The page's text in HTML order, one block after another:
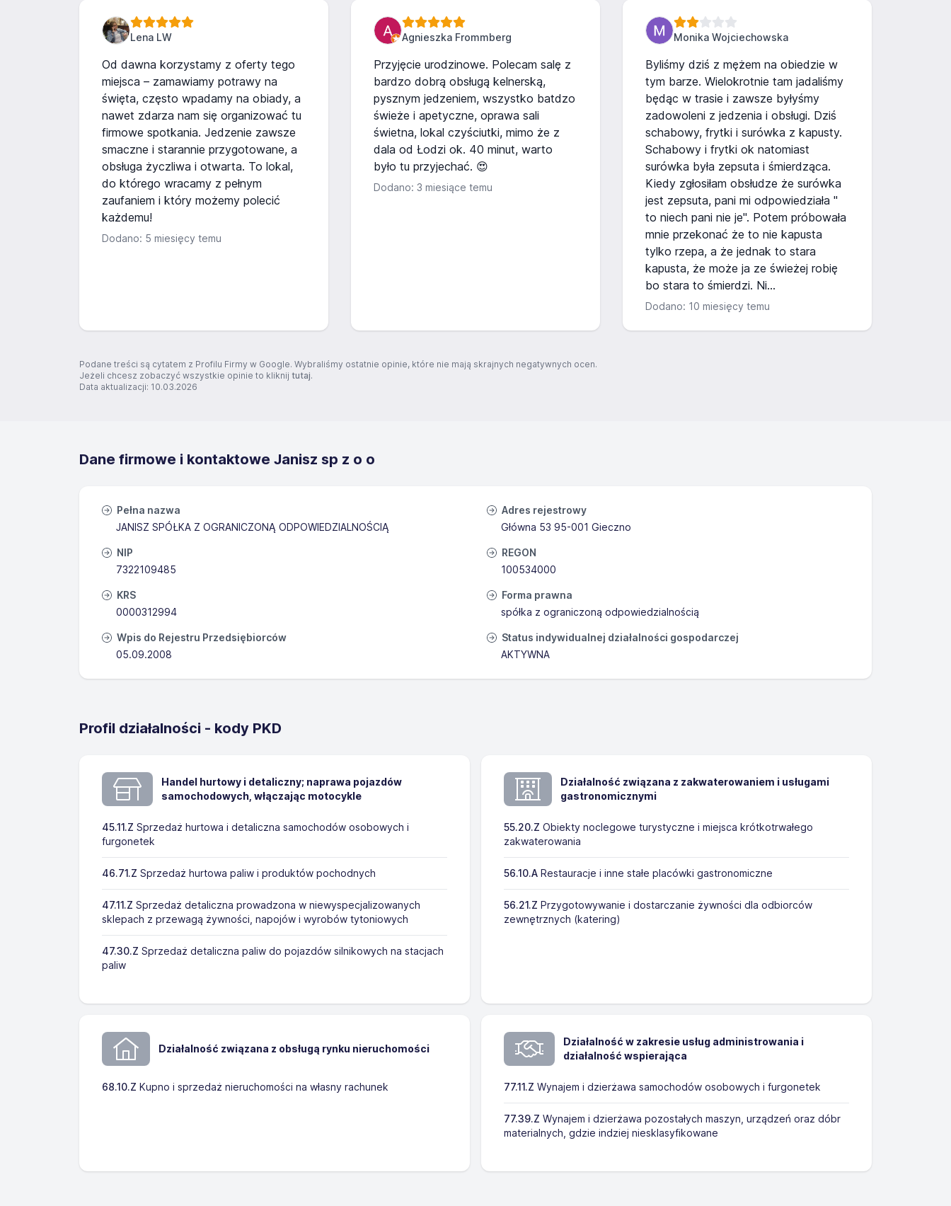
Lena LW
Od dawna korzystamy z oferty tego
miejsca – zamawiamy potrawy na
święta, często wpadamy na obiady, a
nawet zdarza nam się organizować tu
firmowe spotkania. Jedzenie zawsze
smaczne i starannie przygotowane, a
obsługa życzliwa i otwarta. To lokal,
do którego wracamy z pełnym
zaufaniem i który możemy polecić
każdemu!
Dodano: 5 miesięcy temu
Agnieszka Frommberg
Przyjęcie urodzinowe. Polecam salę z
bardzo dobrą obsługą kelnerską,
pysznym jedzeniem, wszystko batdzo
świeże i apetyczne, oprawa sali
świetna, lokal czyściutki, mimo że z
dala od Łodzi ok. 40 minut, warto
było tu przyjechać. 😍
Dodano: 3 miesiące temu
Monika Wojciechowska
Byliśmy dziś z mężem na obiedzie w
tym barze. Wielokrotnie tam jadaliśmy
będąc w trasie i zawsze byłyśmy
zadowoleni z jedzenia i obsługi. Dziś
schabowy, frytki i surówka z kapusty.
Schabowy i frytki ok natomiast
surówka była zepsuta i śmierdząca.
Kiedy zgłosiłam obsłudze że surówka
jest zepsuta, pani mi odpowiedziała "
to niech pani nie je". Potem próbowała
mnie przekonać że to nie kapusta
tylko rzepa, a że jednak to stara
kapusta, że może ja ze świeżej robię
bo stara to śmierdzi. Ni...
Dodano: 10 miesięcy temu
Podane treści są cytatem z Profilu Firmy w Google. Wybraliśmy ostatnie opinie, które nie mają skrajnych negatywnych ocen.
Jeżeli chcesz zobaczyć wszystkie opinie to kliknij tutaj.
Data aktualizacji: 10.03.2026
Dane firmowe i kontaktowe Janisz sp z o o
Pełna nazwa
JANISZ SPÓŁKA Z OGRANICZONĄ ODPOWIEDZIALNOŚCIĄ
Adres rejestrowy
Główna 53 95-001 Gieczno
NIP
7322109485
REGON
100534000
KRS
0000312994
Forma prawna
spółka z ograniczoną odpowiedzialnością
Wpis do Rejestru Przedsiębiorców
05.09.2008
Status indywidualnej działalności gospodarczej
AKTYWNA
Profil działalności - kody PKD
Handel hurtowy i detaliczny; naprawa pojazdów
samochodowych, włączając motocykle
45.11.Z Sprzedaż hurtowa i detaliczna samochodów osobowych i
furgonetek
46.71.Z Sprzedaż hurtowa paliw i produktów pochodnych
47.11.Z Sprzedaż detaliczna prowadzona w niewyspecjalizowanych
sklepach z przewagą żywności, napojów i wyrobów tytoniowych
47.30.Z Sprzedaż detaliczna paliw do pojazdów silnikowych na stacjach
paliw
Działalność związana z zakwaterowaniem i usługami
gastronomicznymi
55.20.Z Obiekty noclegowe turystyczne i miejsca krótkotrwałego
zakwaterowania
56.10.A Restauracje i inne stałe placówki gastronomiczne
56.21.Z Przygotowywanie i dostarczanie żywności dla odbiorców
zewnętrznych (katering)
Działalność związana z obsługą rynku nieruchomości
68.10.Z Kupno i sprzedaż nieruchomości na własny rachunek
Działalność w zakresie usług administrowania i
działalność wspierająca
77.11.Z Wynajem i dzierżawa samochodów osobowych i furgonetek
77.39.Z Wynajem i dzierżawa pozostałych maszyn, urządzeń oraz dóbr
materialnych, gdzie indziej niesklasyfikowane